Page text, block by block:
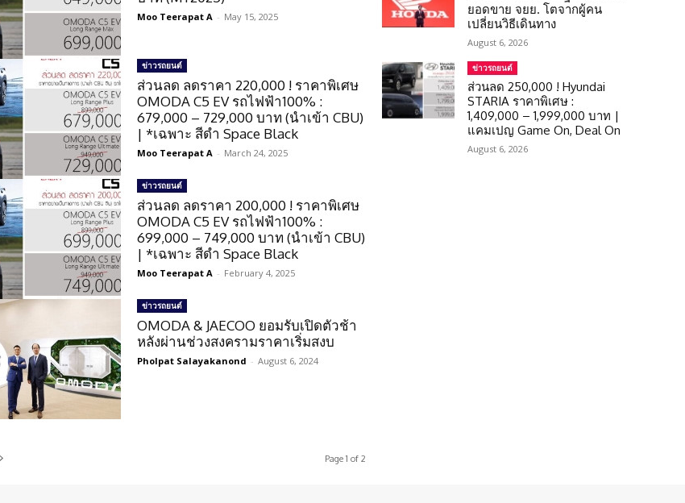
Moo Teerapat A - May 15, 2025
ข่าวรถยนต์
ส่วนลด ลดราคา 220,000 ! ราคาพิเศษ
OMODA C5 EV รถไฟฟ้า100% :
679,000 – 729,000 บาท (นำเข้า CBU)
| *เฉพาะ สีดำ Space Black
Moo Teerapat A - March 24, 2025
ข่าวรถยนต์
ส่วนลด ลดราคา 200,000 ! ราคาพิเศษ
OMODA C5 EV รถไฟฟ้า100% :
699,000 – 749,000 บาท (นำเข้า CBU)
| *เฉพาะ สีดำ Space Black
Moo Teerapat A - February 4, 2025
ข่าวรถยนต์
OMODA & JAECOO ยอมรับเปิดตัวช้า
หลังผ่านช่วงสงครามราคาเริ่มสงบ
Pholpat Salayakanond - August 6, 2024
Page 1 of 2
ยอดขาย จยย. โตจากผู้คน
เปลี่ยนวิธีเดินทาง
August 6, 2026
ข่าวรถยนต์
ส่วนลด 250,000 ! Hyundai
STARIA ราคาพิเศษ :
1,409,000 – 1,999,000 บาท |
แคมเปญ Game On, Deal On
August 6, 2026